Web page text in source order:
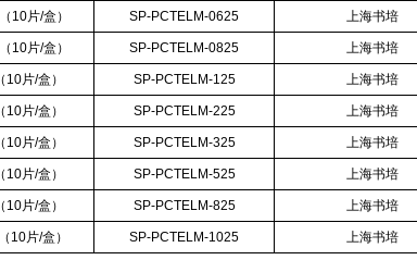
（ 10片/盒） SP-PCTELM-0625 上海书培
（ 10片/盒） SP-PCTELM-0825 上海书培
（ 10片/盒） SP-PCTELM-125 上海书培
（ 10片/盒） SP-PCTELM-225 上海书培
（ 10片/盒） SP-PCTELM-325 上海书培
（ 10片/盒） SP-PCTELM-525 上海书培
（ 10片/盒） SP-PCTELM-825 上海书培
10片/盒） SP-PCTELM-1025 上海书培